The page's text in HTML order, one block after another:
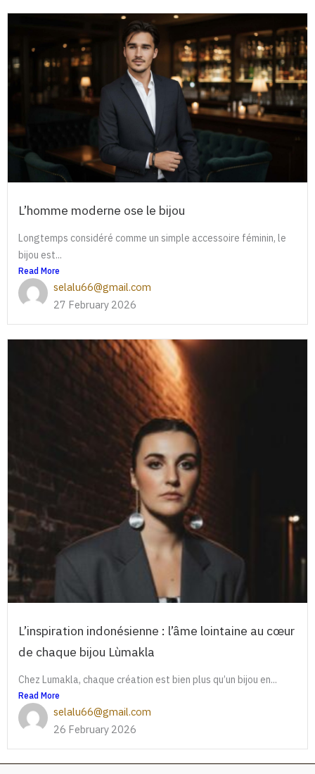
L’homme moderne ose le bijou
Longtemps considéré comme un simple accessoire féminin, le
bijou est...
Read More
selalu66@gmail.com
27 February 2026
L’inspiration indonésienne : l’âme lointaine au cœur
de chaque bijou Lùmakla
Chez Lumakla, chaque création est bien plus qu’un bijou en...
Read More
selalu66@gmail.com
26 February 2026